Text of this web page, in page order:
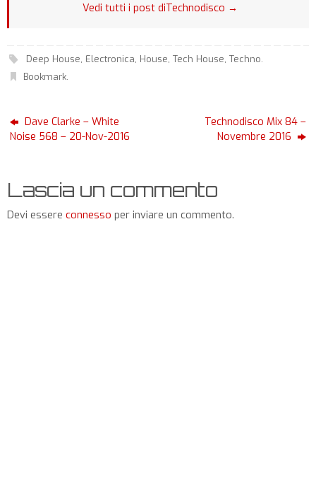
Vedi tutti i post diTechnodisco →
Deep House, Electronica, House, Tech House, Techno.
Bookmark.
Dave Clarke – White
Noise 568 – 20-Nov-2016
Technodisco Mix 84 –
Novembre 2016
Lascia un commento
Devi essere connesso per inviare un commento.